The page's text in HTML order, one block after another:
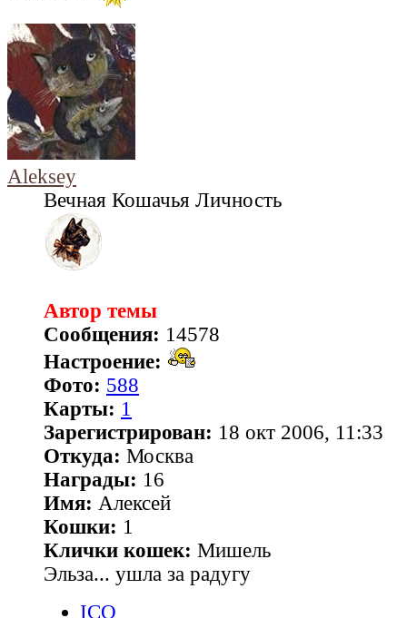
Aleksey
Вечная Кошачья Личность
Автор темы
Сообщения: 14578
Настроение:
Фото: 588
Карты: 1
Зарегистрирован: 18 окт 2006, 11:33
Откуда: Москва
Награды: 16
Имя: Алексей
Кошки: 1
Клички кошек: Мишель
Эльза... ушла за радугу
ICQ